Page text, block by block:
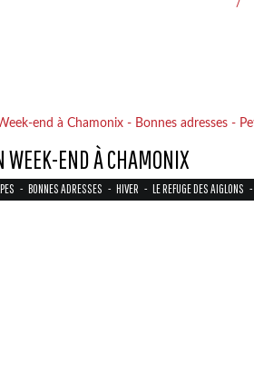
WEEK-END À CHAMONIX
- BONNES ADRESSES - HIVER - LE REFUGE DES AIGLONS -